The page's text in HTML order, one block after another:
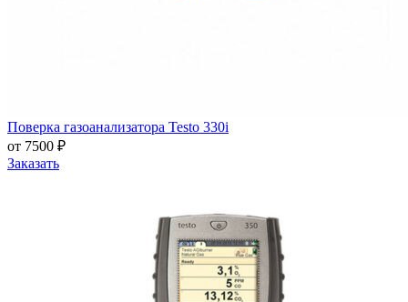
Поверка газоанализатора Testo 330i
от 7500 ₽
Заказать